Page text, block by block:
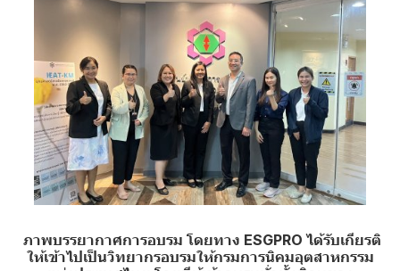
ภาพบรรยากาศการอบรม โดยทาง ESGPRO ได้รับเกียรติ
ให้เข้าไปเป็นวิทยากรอบรมให้กรมการนิคมอุตสาหกรรม